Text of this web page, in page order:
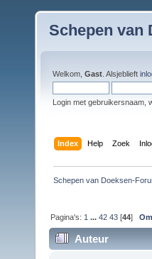
Schepen van
Welkom, Gast . Alsjeblieft
Login met gebruikersnaam,
Index Help Zoek
Schepen van Doeksen-
Pagina's: 1 ...42 43 [44]
Auteur